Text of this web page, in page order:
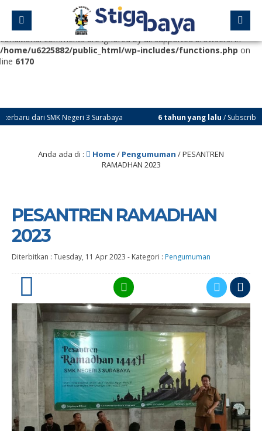
Deprecated
: Function WP_Dependencies->add_data() was called
with an argument that is
deprecated
since version 6.9.0! IE
conditional comments are ignored by all supported browsers. in
/home/u6225882/public_html/wp-includes/functions.php on
line 6170
SMK Negeri 3 Surabaya 6 tahun yang lalu/ Subscribe Youtube
Anda ada di : Home/ Pengumuman /PESANTREN
RAMADHAN 2023
PESANTREN RAMADHAN
2023
Diterbitkan : Tuesday, 11 Apr 2023 - Kategori : Pengumuman